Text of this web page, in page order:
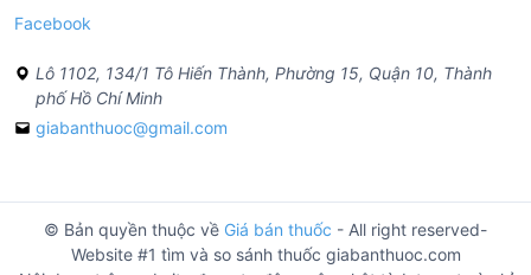
Facebook
Lô 1102, 134/1 Tô Hiến Thành, Phường 15, Quận 10, Thành
phố Hồ Chí Minh
giabanthuoc@gmail.com
© Bản quyền thuộc về Giá bán thuốc - All right reserved-
Website #1 tìm và so sánh thuốc giabanthuoc.com